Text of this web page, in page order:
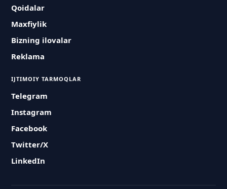
Qoidalar
Maxfiylik
Bizning ilovalar
Reklama
IJTIMOIY TARMOQLAR
Telegram
Instagram
Facebook
Twitter/X
LinkedIn